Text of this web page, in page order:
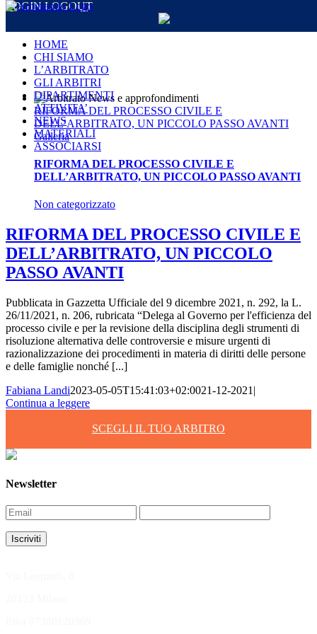
Salta al contenuto
LOGINLOGOUT
HOME
CHI SIAMO
L’ARBITRATO
GLI ARBITRI
DIPARTIMENTI
ATTIVITA’
NEWS
MATERIALI
ASSOCIARSI
RIFORMA DEL PROCESSO CIVILE E
DELL’ARBITRATO, UN PICCOLO PASSO AVANTI
Galleria
RIFORMA DEL PROCESSO CIVILE E
DELL’ARBITRATO, UN PICCOLO PASSO AVANTI
Non categorizzato
RIFORMA DEL PROCESSO CIVILE E
DELL’ARBITRATO, UN PICCOLO
PASSO AVANTI
Pubblicata in Gazzetta Ufficiale del 9 dicembre 2021, n. 292, la L.
26/11/2021, n. 206, rubricata “Delega al Governo per l'efficienza del
processo civile e per la revisione della disciplina degli strumenti di
risoluzione alternativa delle controversie e misure urgenti di
razionalizzazione dei procedimenti in materia di diritti delle persone
e delle famiglie nonché [...]
Fabiana Landi2023-05-05T15:41:03+02:0021-12-2021 |
Continua a leggere
SCEGLI IL TUO ARBITRO
Newsletter